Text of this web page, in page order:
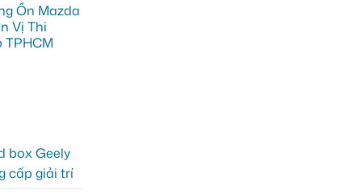
Ồn Mazda
Vị Thi
TPHCM
box Geely
cấp giải trí